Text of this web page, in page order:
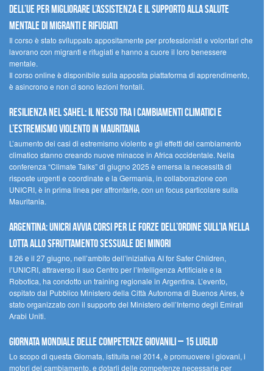
dell’UE per migliorare l’assistenza e il supporto alla salute
mentale di migranti e rifugiati
Il corso è stato sviluppato appositamente per professionisti e volontari che
lavorano con migranti e rifugiati e hanno a cuore il loro benessere
mentale.
Il corso online è disponibile sulla apposita piattaforma di apprendimento,
è asincrono e non ci sono lezioni frontali.
Resilienza nel Sahel: il nesso tra i cambiamenti climatici e
l’estremismo violento in Mauritania
L’aumento dei casi di estremismo violento e gli effetti del cambiamento
climatico stanno creando nuove minacce in Africa occidentale. Nella
conferenza “Climate Talks” di giugno 2025 è emersa la necessità di
risposte urgenti e coordinate e la Germania, in collaborazione con
UNICRI, è in prima linea per affrontarle, con un focus particolare sulla
Mauritania.
Argentina: UNICRI avvia corsi per le forze dell’ordine sull’IA nella
lotta allo sfruttamento sessuale dei minori
Il 26 e il 27 giugno, nell’ambito dell’iniziativa AI for Safer Children,
l’UNICRI, attraverso il suo Centro per l’Intelligenza Artificiale e la
Robotica, ha condotto un training regionale in Argentina. L’evento,
ospitato dal Pubblico Ministero della Città Autonoma di Buenos Aires, è
stato organizzato con il supporto del Ministero dell’Interno degli Emirati
Arabi Uniti.
Giornata Mondiale delle Competenze Giovanili – 15 luglio
Lo scopo di questa Giornata, istituita nel 2014, è promuovere i giovani, i
motori del cambiamento, e dotarli delle competenze necessarie per